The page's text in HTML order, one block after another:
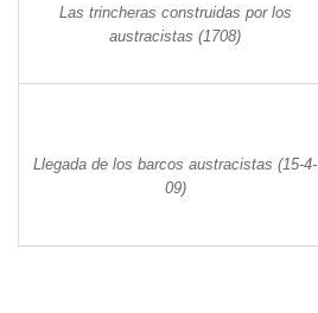
Las trincheras construidas por los
austracistas (1708)
Llegada de los barcos austracistas (15-4-
09)